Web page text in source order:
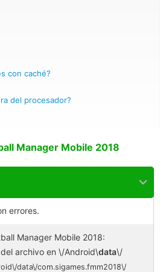
con caché?
del procesador?
Manager Mobile 2018
errores.
Manager Mobile 2018:
archivo en \/Android\data\/
data\/com.sigames.fmm2018\/